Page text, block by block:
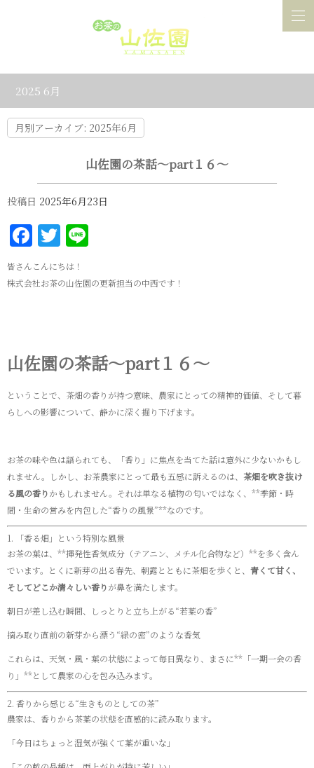
2025 6月
月別アーカイブ: 2025年6月
山佐園の茶話～part１６～
投稿日 2025年6月23日
Facebook
Twitter
皆さんこんにちは！
株式会社お茶の山佐園の更新担当の中西です！
山佐園の茶話～part１６～
ということで、茶畑の香りが持つ意味、農家にとっての精神的価値、そして暮
らしへの影響について、静かに深く掘り下げます。
お茶の味や色は語られても、「香り」に焦点を当てた話は意外に少ないかもし
れません。しかし、お茶農家にとって最も五感に訴えるのは、 茶畑を吹き抜け
る風の香りかもしれません。それは単なる植物の匂いではなく、**季節・時
間・生命の営みを内包した“香りの風景”**なのです。
1. 「香る畑」という特別な風景
お茶の葉は、**揮発性香気成分（テアニン、メチル化合物など）**を多く含ん
でいます。とくに新芽の出る春先、朝露とともに茶畑を歩くと、 青くて甘く、
そしてどこか清々しい香りが鼻を満たします。
朝日が差し込む瞬間、しっとりと立ち上がる“若葉の香”
摘み取り直前の新芽から漂う“緑の密”のような香気
これらは、天気・風・葉の状態によって毎日異なり、まさに**「一期一会の香
り」**として農家の心を包み込みます。
2. 香りから感じる“生きものとしての茶”
農家は、香りから茶葉の状態を直感的に読み取ります。
「今日はちょっと湿気が強くて葉が重いな」